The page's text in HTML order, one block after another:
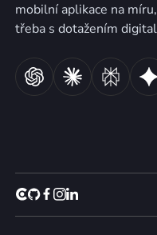
mobilní aplikace na
třeba s dotažením